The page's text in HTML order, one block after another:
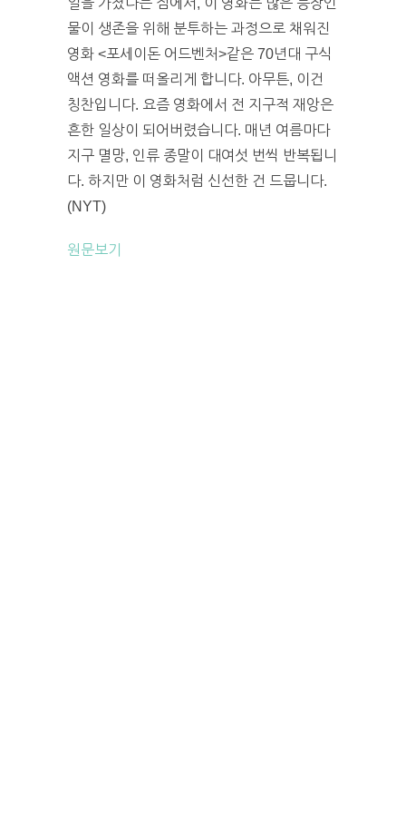
물이 생존을 위해 분투하는 과정으로 채워진
영화 <포세이돈 어드벤처>같은 70년대 구식
액션 영화를 떠올리게 합니다. 아무튼, 이건
칭찬입니다. 요즘 영화에서 전 지구적 재앙은
흔한 일상이 되어버렸습니다. 매년 여름마다
지구 멸망, 인류 종말이 대여섯 번씩 반복됩니
다. 하지만 이 영화처럼 신선한 건 드뭅니다.
(NYT)
원문보기